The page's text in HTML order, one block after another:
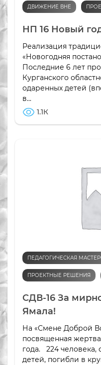
ДВИЖЕНИЕ ВНЕ
НП 16 Новый
Реализация
«Новогодняя
Последние 6 лет
Курганского
одаренных детей
в...
1.1К
ПЕДАГОГИЧЕСКАЯ
ПРОЕКТНЫЕ РЕШЕНИЯ
СДВ-16 За
Ямала!
На «Смене Доброй
посвященная
года. 224 человека,
детей, погибли в